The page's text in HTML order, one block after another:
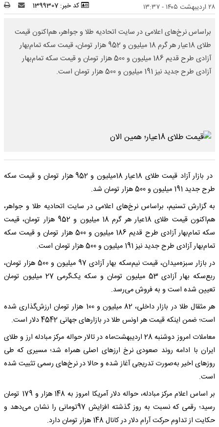
۲۸ اردیبهشت ۱۴۰۵ - ۱۳:۳۷ کد خبر: 1399307
براساس نرخ‌های اعلامی در سایت اتحادیه طلا و جواهر، هم‌اکنون قیمت
طلای 18عیار هر گرم 18 میلیون و 952 هزار تومان، قیمت سکه تمام‌بهار
آزادی طرح قدیم 186 میلیون و 500 هزار تومان و قیمت سکه تمام‌بهار
آزادی طرح جدید نیز 191 میلیون و 500 هزار تومان است.
در بازار آزاد قیمت طلای 18عیار 18میلیون و 952 هزار تومان و قیمت سکه
طرح جدید 191 میلیون و 500 هزار تومان شد.
به گزارش تسنیم، براساس نرخ‌های اعلامی در سایت اتحادیه طلا و جواهر،
هم‌اکنون قیمت طلای 18عیار هر گرم 18 میلیون و 952 هزار تومان، قیمت
سکه تمام‌بهار آزادی طرح قدیم 186 میلیون و 500 هزار تومان و قیمت سکه
تمام‌بهار آزادی طرح جدید نیز 191 میلیون و 500 هزار تومان است.
در بازار سبزه‌‌میدان، قیمت نیم‌سکه بهار آزادی 97 میلیون و 500 هزار تومان،
ربع‌سکه بهار آزادی 53 میلیون تومان و سکه یک‌گرمی 27 میلیون تومان
تعیین شده است و به فروش می‌رسد.
هر مثقال طلا در بازار داخلی، 82 میلیون و 100 هزار تومان ارزش‌گذاری شده
است؛ ضمن اینکه قیمت هر اونس طلا در بازارهای جهانی 4542 دلار است.
معاملات امروز دوشنبه 28 اردیبهشت‌ماه در تالار حواله مرکز مبادله ارز و طلای
ایران با ادامه روند صعودی نرخ ارزهای اصلی همراه شد؛ مسیری که طی
روزهای اخیر به‌صورت تدریجی آغاز شده و حالا در نرخ‌های رسمی تثبیت شده
است.
بر اساس اعلام مرکز مبادله، حواله دلار آمریکا امروز به 148 هزار و 179 تومان
رسید؛ رقمی که نسبت به روز گذشته افزایش 97تومانی را نشان می‌دهد و
حکایت از تداوم حرکت آرام دلار در کانال 148 هزار تومان دارد.